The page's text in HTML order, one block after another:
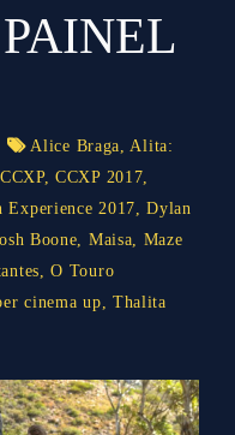
Alice Braga,Alita:
CCXP,CCXP 2017,
Experience 2017,Dylan
Boone, Maisa, Maze
,O Touro
cinema up, Thalita